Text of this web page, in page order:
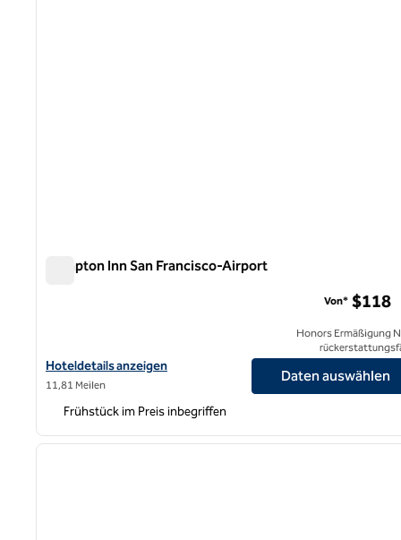
Hampton Inn San Francisco-Airport
Hoteldetails für das Hampton Inn San Francisco-Airport anzeigen
Hoteldetails anzeigen
11,81 Meilen
Von* $118
Honors Ermäßigung
Daten auswählen
Frühstück im Preis inbegriffen
1 von 12